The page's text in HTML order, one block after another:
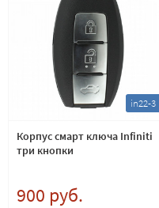
in22-3
Корпус смарт ключа Infiniti
три кнопки
900 руб.